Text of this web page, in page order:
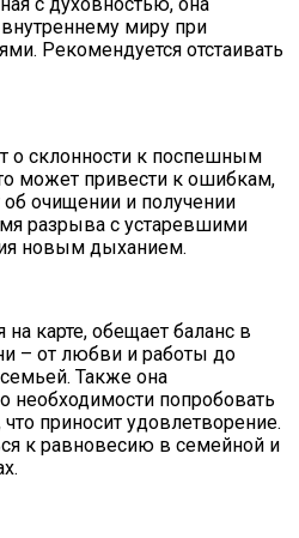
миру при
Рекомендуется отстаивать
о склонности к поспешным
может привести к ошибкам,
об очищении и получении
разрыва с устаревшими
новым дыханием.
карте, обещает баланс в
– от любви и работы до
Также она
необходимости попробовать
приносит удовлетворение.
к равновесию в семейной и